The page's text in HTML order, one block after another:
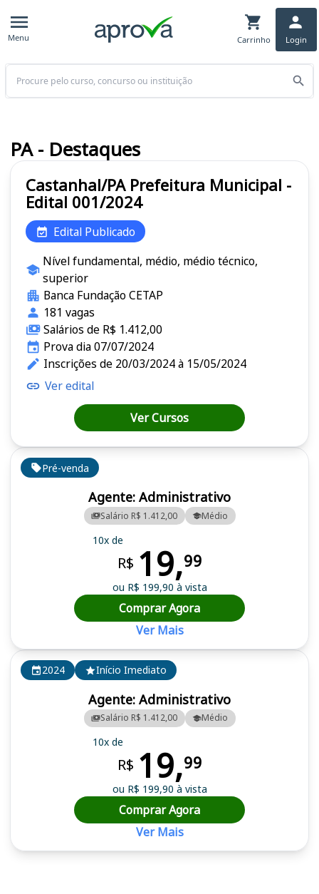
Menu Carrinho Login
Buscar
2024 Início Imediato
Agente: Administrativo
Salário R$ 1.412,00 Médio
10x de
R$ 19,99
ou R$ 199,90 à vista
Comprar Agora
Ver Mais
Pré-venda
Agente: Administrativo
Salário R$ 1.412,00 Médio
10x de
R$ 19,99
ou R$ 199,90 à vista
Comprar Agora
Ver Mais
Castanhal/PA Prefeitura Municipal -
Edital 001/2024
Edital Publicado
Nível fundamental, médio, médio técnico,
superior
Banca Fundação CETAP
181 vagas
Salários de R$ 1.412,00
Prova dia 07/07/2024
Inscrições de 20/03/2024 à 15/05/2024
Ver edital
Ver Cursos
PA - Destaques